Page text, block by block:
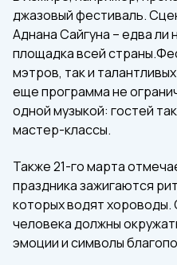
джазовый фестиваль.
Аднана Сайгуна – едва ли
площадка всей
мэтров, так и
еще программа не
одной музыкой: гостей
мастер-классы.
Также 21-го марта
праздника зажигаются
которых водят хороводы.
человека должны
эмоции и символы